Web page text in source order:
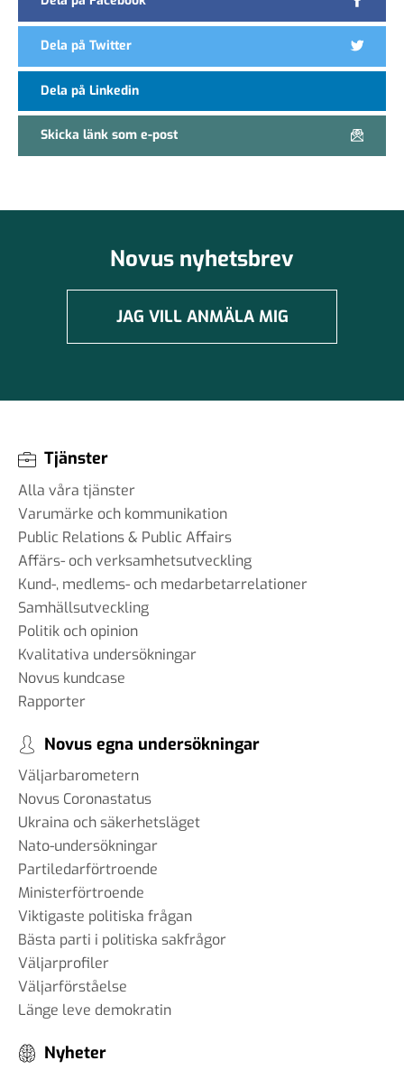
Dela på Twitter
Dela på Linkedin
Skicka länk som e-post
Novus nyhetsbrev
JAG VILL ANMÄLA MIG
Tjänster
Alla våra tjänster
Varumärke och kommunikation
Public Relations & Public Affairs
Affärs- och verksamhetsutveckling
Kund-, medlems- och medarbetarrelationer
Samhällsutveckling
Politik och opinion
Kvalitativa undersökningar
Novus kundcase
Rapporter
Novus egna undersökningar
Väljarbarometern
Novus Coronastatus
Ukraina och säkerhetsläget
Nato-undersökningar
Partiledarförtroende
Ministerförtroende
Viktigaste politiska frågan
Bästa parti i politiska sakfrågor
Väljarprofiler
Väljarförståelse
Länge leve demokratin
Nyheter